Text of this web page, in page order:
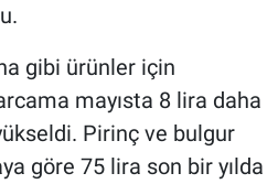
gibi ürünler için
mayısta 8 lira daha
Pirinç ve bulgur
göre 75 lira son bir yılda